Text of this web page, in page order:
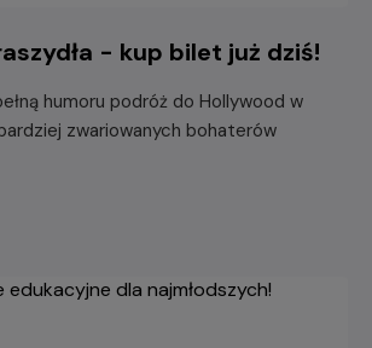
- kup bilet już dziś!
humoru podróż do Hollywood w
zwariowanych bohaterów